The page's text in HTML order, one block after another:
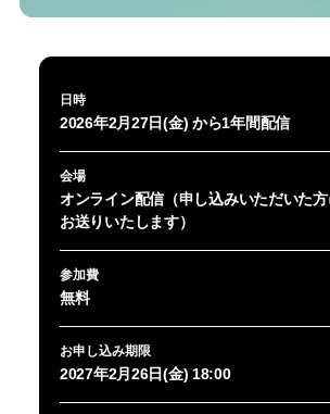
日時
2026年2月27日(金) から1年間配信
会場
オンライン配信（申し込みいただいた
お送りいたします）
参加費
無料
お申し込み期限
2027年2月26日(金) 18:00